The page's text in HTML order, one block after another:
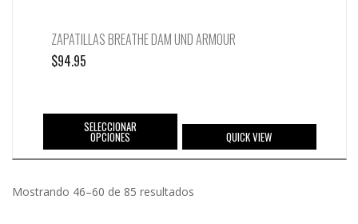
ZAPATILLAS BREATHE DAM UND ARMOUR
$94.95
SELECCIONAR
OPCIONES QUICK VIEW
Mostrando 46–60 de 85 resultados